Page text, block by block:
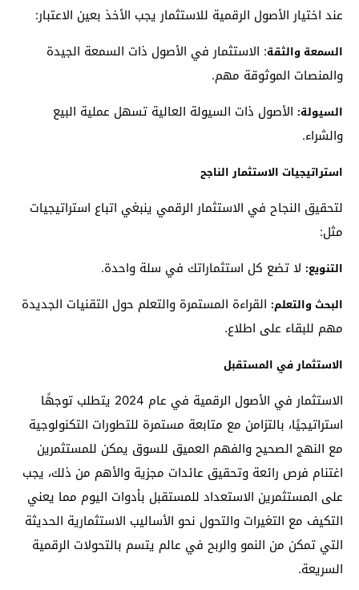
عند اختيار الأصول الرقمية للاستثمار يجب الأخذ بعين الاعتبار:
السمعة والثقة: الاستثمار في الأصول ذات السمعة الجيدة
والمنصات الموثوقة مهم.
السيولة: الأصول ذات السيولة العالية تسهل عملية البيع
والشراء.
استراتيجيات الاستثمار الناجح
لتحقيق النجاح في الاستثمار الرقمي ينبغي اتباع استراتيجيات
مثل:
التنويع: لا تضع كل استثماراتك في سلة واحدة.
البحث والتعلم: القراءة المستمرة والتعلم حول التقنيات الجديدة
مهم للبقاء على اطلاع.
الاستثمار في المستقبل
الاستثمار في الأصول الرقمية في عام 2024 يتطلب توجهًا
استراتيجيًا، بالتزامن مع متابعة مستمرة للتطورات التكنولوجية
مع النهج الصحيح والفهم العميق للسوق يمكن للمستثمرين
اغتنام فرص رائعة وتحقيق عائدات مجزية والأهم من ذلك، يجب
على المستثمرين الاستعداد للمستقبل بأدوات اليوم مما يعني
التكيف مع التغيرات والتحول نحو الأساليب الاستثمارية الحديثة
التي تمكن من النمو والربح في عالم يتسم بالتحولات الرقمية
السريعة.